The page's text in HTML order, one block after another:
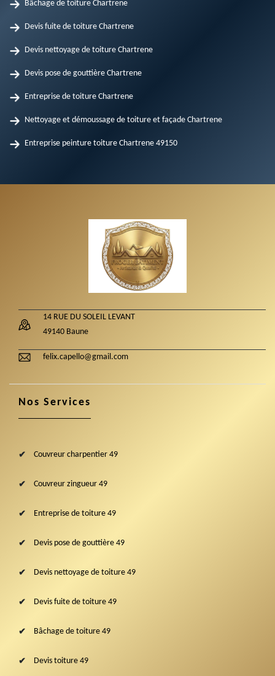
Bâchage de toiture Chartrene
Devis fuite de toiture Chartrene
Devis nettoyage de toiture Chartrene
Devis pose de gouttière Chartrene
Entreprise de toiture Chartrene
Nettoyage et démoussage de toiture et façade Chartrene
Entreprise peinture toiture Chartrene 49150
14 RUE DU SOLEIL LEVANT
49140 Baune
felix.capello@gmail.com
Nos Services
Couvreur charpentier 49
Couvreur zingueur 49
Entreprise de toiture 49
Devis pose de gouttière 49
Devis nettoyage de toiture 49
Devis fuite de toiture 49
Bâchage de toiture 49
Devis toiture 49